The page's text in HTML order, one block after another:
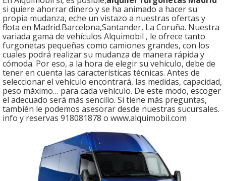
si quiere ahorrar dinero y se ha animado a hacer su
propia mudanza, eche un vistazo a nuestras ofertas y
flota en Madrid.Barcelona,Santander, La Coruña. Nuestra
variada gama de vehículos Alquimobil , le ofrece tanto
furgonetas pequeñas como camiones grandes, con los
cuales podrá realizar su mudanza de manera rápida y
cómoda. Por eso, a la hora de elegir su vehículo, debe de
tener en cuenta las características técnicas. Antes de
seleccionar el vehículo encontrará, las medidas, capacidad,
peso máximo… para cada vehículo. De este modo, escoger
el adecuado será más sencillo. Si tiene más preguntas,
también le podemos asesorar desde nuestras sucursales.
info y reservas 918081878 o www.alquimobil.com